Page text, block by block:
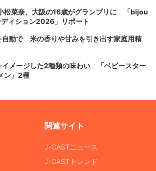
松菜奈、大阪の16歳がグランプリに 「bijou
ィション2026」リポート
自動で 米の香りや甘みを引き出す家庭用精
イメージした2種類の味わい 「ベビースター
ン」2種
関連サイト
J-CASTニュース
J-CASTトレンド